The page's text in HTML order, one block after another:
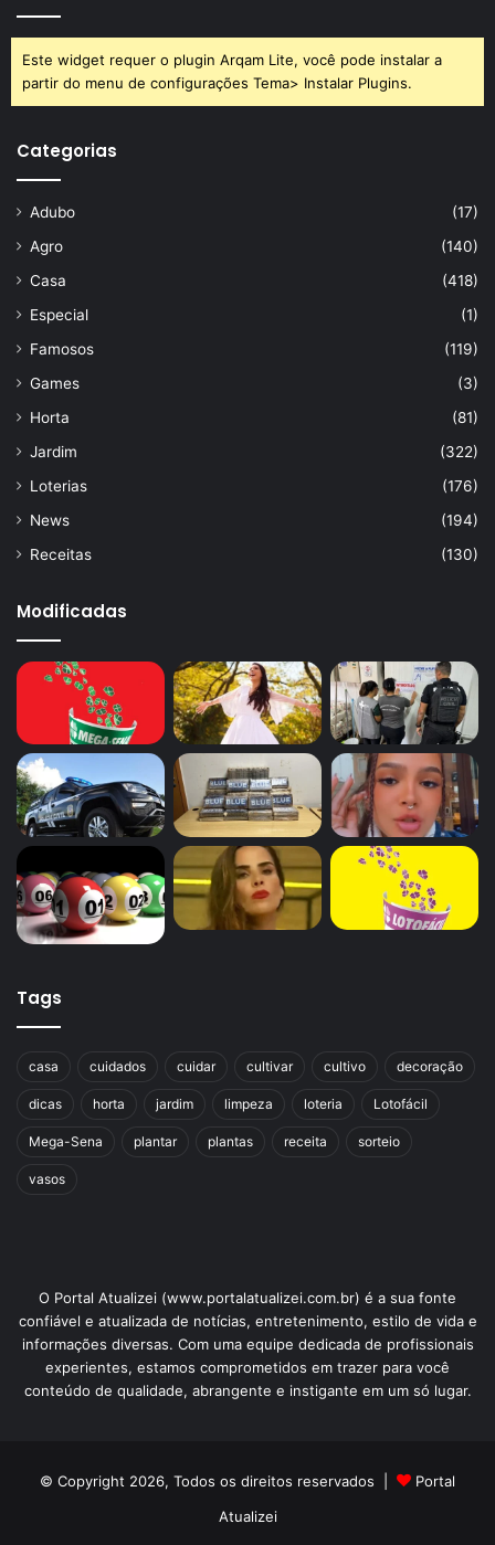
Este widget requer o plugin Arqam Lite, você pode instalar a
partir do menu de configurações Tema> Instalar Plugins.
Categorias
Adubo
(17)
Agro
(140)
Casa
(418)
Especial
(1)
Famosos
(119)
Games
(3)
Horta
(81)
Jardim
(322)
Loterias
(176)
News
(194)
Receitas
(130)
Modificadas
Tags
casa cuidados cuidar cultivar cultivo decoração
dicas horta jardim limpeza loteria Lotofácil
Mega-Sena plantar plantas receita sorteio
vasos
O Portal Atualizei (www.portalatualizei.com.br) é a sua fonte
confiável e atualizada de notícias, entretenimento, estilo de vida e
informações diversas. Com uma equipe dedicada de profissionais
experientes, estamos comprometidos em trazer para você
conteúdo de qualidade, abrangente e instigante em um só lugar.
© Copyright 2026, Todos os direitos reservados |
Portal
Atualizei